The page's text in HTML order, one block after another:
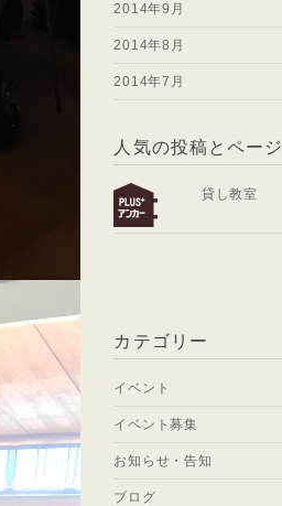
2014年9月
2014年8月
2014年7月
人気の投稿とページ
貸し教室
カテゴリー
イベント
イベント募集
お知らせ・告知
ブログ